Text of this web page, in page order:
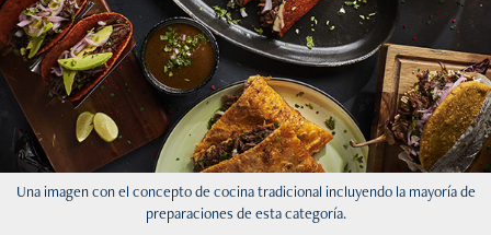
Una imagen con el concepto de cocina tradicional incluyendo la mayoría de
preparaciones de esta categoría.